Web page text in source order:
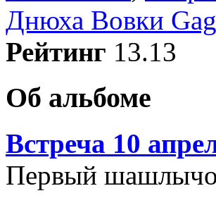
Днюха Вовки
Рейтинг 13.13
Об альбоме
Встреча 10
Первый